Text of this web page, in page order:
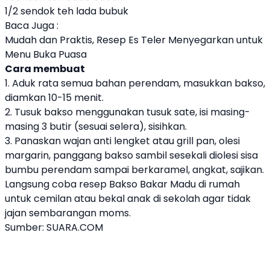
1/2 sendok teh lada bubuk
Baca Juga :
Mudah dan Praktis, Resep Es Teler Menyegarkan untuk
Menu Buka Puasa
Cara membuat
1. Aduk rata semua bahan perendam, masukkan bakso,
diamkan 10-15 menit.
2. Tusuk bakso menggunakan tusuk sate, isi masing-
masing 3 butir (sesuai selera), sisihkan.
3. Panaskan wajan anti lengket atau grill pan, olesi
margarin, panggang bakso sambil sesekali diolesi sisa
bumbu perendam sampai berkaramel, angkat, sajikan.
Langsung coba resep Bakso Bakar Madu di rumah
untuk cemilan atau bekal anak di sekolah agar tidak
jajan sembarangan moms.
Sumber: SUARA.COM